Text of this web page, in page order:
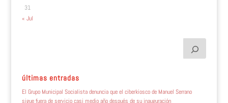
31
« Jul
últimas entradas
El Grupo Municipal Socialista denuncia que el ciberkiosco de Manuel Serrano
sigue fuera de servicio casi medio año después de su inauguración